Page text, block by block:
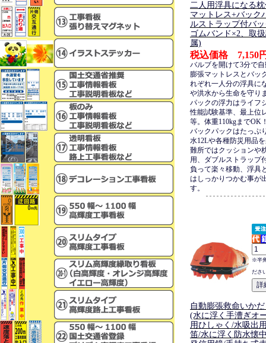
二人用浮具になる
マットレス+バック
ルストラップ付バ
ゴムバンド×2、取
属)
税込価格 7,150
バルブを開けて3分で
膨張マットレスとバッ
れぞれ一人分の浮具に
や洪水から生命を守り
パックの浮力はライフ
性能試験基準、最上位
等。体重110kgまでOK
バックパックはたっぷ
水12Lや各種防災用品
難所ではクッションや
用、ダブルストラップ
負って楽々移動、浮具
はしっかりつかむ事が
す。
※半
ださ
自動膨張救命いか
(水に浮く手漕ぎオ
用ひしゃく/水吸出
笛/水に浮く防水懐